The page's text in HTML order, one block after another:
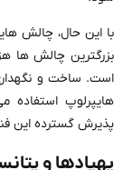
با این حال، چالش
بزرگترین چالش ها
است. ساخت و
هایپرلوپ استفاده
پذیرش گسترده این
پهپادها و